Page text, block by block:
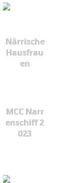
Närrische
Hausfrau
en
MCC Narr
enschiff 2
023